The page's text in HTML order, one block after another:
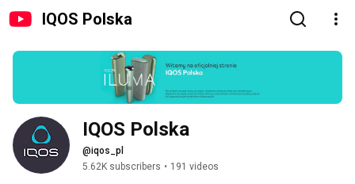
IQOS Polska
IQOS Polska
@iqos_pl
5.62K subscribers • 191 videos